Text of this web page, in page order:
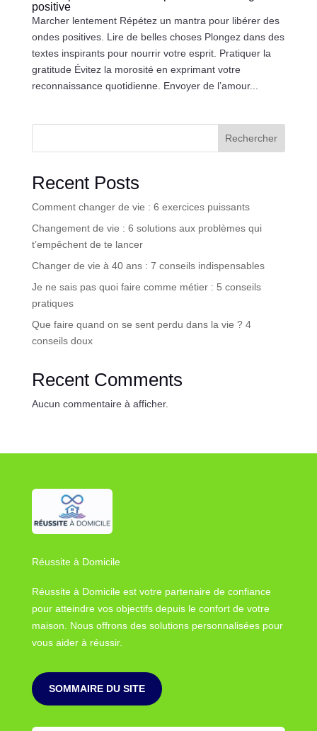
positive
Marcher lentement Répétez un mantra pour libérer des
ondes positives. Lire de belles choses Plongez dans des
textes inspirants pour nourrir votre esprit. Pratiquer la
gratitude Évitez la morosité en exprimant votre
reconnaissance quotidienne. Envoyer de l’amour...
Rechercher
Recent Posts
Comment changer de vie : 6 exercices puissants
Changement de vie : 6 solutions aux problèmes qui
t’empêchent de te lancer
Changer de vie à 40 ans : 7 conseils indispensables
Je ne sais pas quoi faire comme métier : 5 conseils
pratiques
Que faire quand on se sent perdu dans la vie ? 4
conseils doux
Recent Comments
Aucun commentaire à afficher.
Réussite à Domicile
Réussite à Domicile est votre partenaire de confiance
pour atteindre vos objectifs depuis le confort de votre
maison. Nous offrons des solutions personnalisées pour
vous aider à réussir.
SOMMAIRE DU SITE